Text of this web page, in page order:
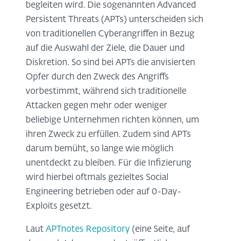
begleiten wird. Die sogenannten Advanced
Persistent Threats (APTs) unterscheiden sich
von traditionellen Cyberangriffen in Bezug
auf die Auswahl der Ziele, die Dauer und
Diskretion. So sind bei APTs die anvisierten
Opfer durch den Zweck des Angriffs
vorbestimmt, während sich traditionelle
Attacken gegen mehr oder weniger
beliebige Unternehmen richten können, um
ihren Zweck zu erfüllen. Zudem sind APTs
darum bemüht, so lange wie möglich
unentdeckt zu bleiben. Für die Infizierung
wird hierbei oftmals gezieltes Social
Engineering betrieben oder auf 0-Day-
Exploits gesetzt.
Laut APTnotes Repository (eine Seite, auf